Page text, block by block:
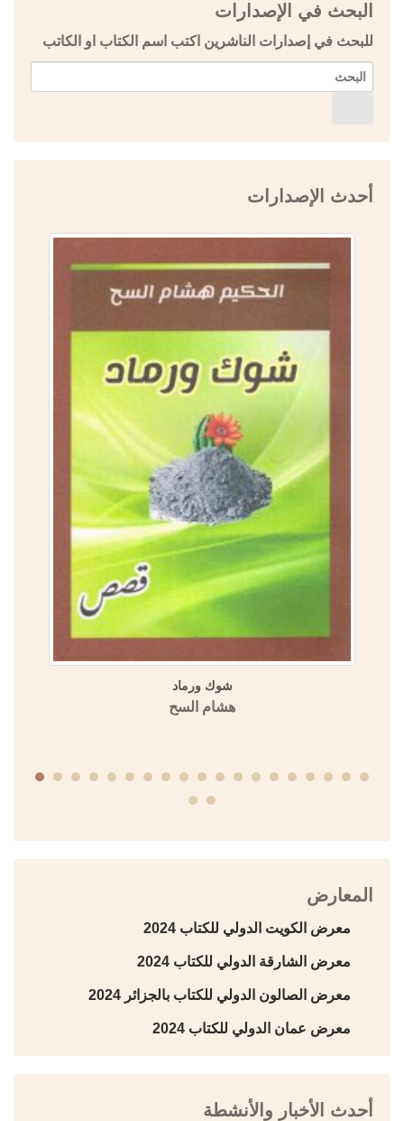
البحث في الإصدارات
للبحث في إصدارات الناشرين اكتب اسم الكتاب او الكاتب
أحدث الإصدارات
شوك ورماد
هشام السح
المعارض
معرض الكويت الدولي للكتاب 2024
معرض الشارقة الدولي للكتاب 2024
معرض الصالون الدولي للكتاب بالجزائر 2024
معرض عمان الدولي للكتاب 2024
أحدث الأخبار والأنشطة